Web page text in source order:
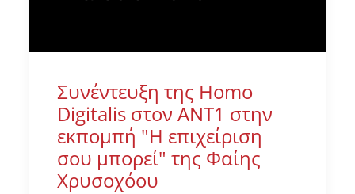
Συνέντευξη της Homo
Digitalis στον ΑΝΤ1 στην
εκπομπή "Η επιχείριση
σου μπορεί" της Φαίης
Χρυσοχόου